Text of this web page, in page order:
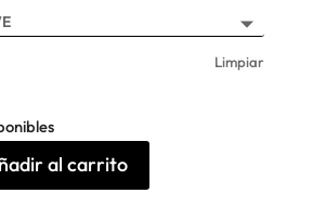
Limpiar
al carrito